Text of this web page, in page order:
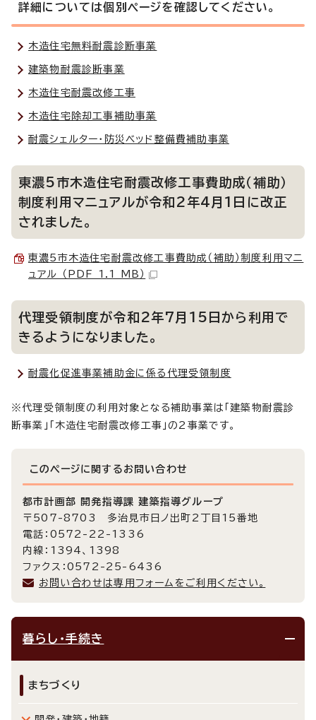
詳細については個別ページを確認してください。
木造住宅無料耐震診断事業
建築物耐震診断事業
木造住宅耐震改修工事
木造住宅除却工事補助事業
耐震シェルター・防災ベッド整備費補助事業
東濃5市木造住宅耐震改修工事費助成（補助）
制度利用マニュアルが令和2年4月1日に改正
されました。
東濃5市木造住宅耐震改修工事費助成（補助）制度利用マニ
ュアル （PDF 1.1 MB）
代理受領制度が令和2年7月15日から利用で
きるようになりました。
耐震化促進事業補助金に係る代理受領制度
※代理受領制度の利用対象となる補助事業は「建築物耐震診
断事業」「木造住宅耐震改修工事」の2事業です。
このページに関する お問い合わせ
都市計画部 開発指導課 建築指導グループ
〒507-8703 多治見市日ノ出町2丁目15番地
電話：0572-22-1336
内線：1394、1398
ファクス：0572-25-6436
お問い合わせは専用フォームをご利用ください。
暮らし・手続き
まちづくり